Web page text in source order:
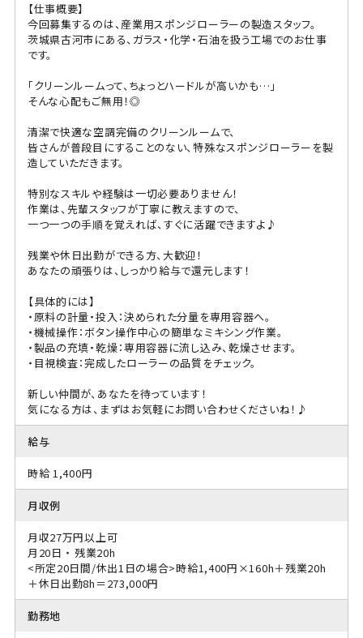
【仕事概要】
今回募集するのは、産業用スポンジローラーの製造スタッフ。
茨城県古河市にある、ガラス・化学・石油を扱う工場でのお仕事
です。
「クリーンルームって、ちょっとハードルが高いかも…」
そんな心配もご無用！◎
清潔で快適な空調完備のクリーンルームで、
皆さんが普段目にすることのない、特殊なスポンジローラーを製
造していただきます。
特別なスキルや経験は一切必要ありません！
作業は、先輩スタッフが丁寧に教えますので、
一つ一つの手順を覚えれば、すぐに活躍できますよ♪
残業や休日出勤ができる方、大歓迎！
あなたの頑張りは、しっかり給与で還元します！
【具体的には】
・原料の計量・投入：決められた分量を専用容器へ。
・機械操作：ボタン操作中心の簡単なミキシング作業。
・製品の充填・乾燥：専用容器に流し込み、乾燥させます。
・目視検査：完成したローラーの品質をチェック。
新しい仲間が、あなたを待っています！
気になる方は、まずはお気軽にお問い合わせくださいね！♪
給与
時給 1,400円
月収例
月収27万円以上可
月20日 ・ 残業20h
<所定20日間/休出1日の場合>時給1,400円×160h＋残業20h
＋休日出勤8h＝273,000円
勤務地